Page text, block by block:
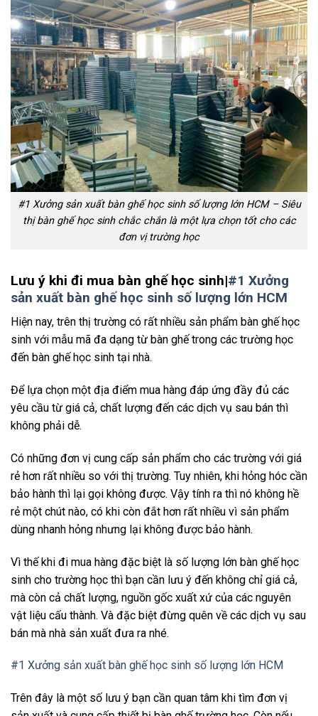
#1 Xưởng sản xuất bàn ghế học sinh số lượng lớn HCM – Siêu
thị bàn ghế học sinh chắc chắn là một lựa chọn tốt cho các
đơn vị trường học
Lưu ý khi đi mua bàn ghế học sinh|#1 Xưởng
sản xuất bàn ghế học sinh số lượng lớn HCM
Hiện nay, trên thị trường có rất nhiều sản phẩm bàn ghế học
sinh với mẫu mã đa dạng từ bàn ghế trong các trường học
đến bàn ghế học sinh tại nhà.
Để lựa chọn một địa điểm mua hàng đáp ứng đầy đủ các
yêu cầu từ giá cả, chất lượng đến các dịch vụ sau bán thì
không phải dễ.
Có những đơn vị cung cấp sản phẩm cho các trường với giá
rẻ hơn rất nhiều so với thị trường. Tuy nhiên, khi hỏng hóc cần
bảo hành thì lại gọi không được. Vậy tính ra thì nó không hề
rẻ một chút nào, có khi còn đắt hơn rất nhiều vì sản phẩm
dùng nhanh hỏng nhưng lại không được bảo hành.
Vì thế khi đi mua hàng đặc biệt là số lượng lớn bàn ghế học
sinh cho trường học thì bạn cần lưu ý đến không chỉ giá cả,
mà còn cả chất lượng, nguồn gốc xuất xứ của các nguyên
vật liệu cấu thành. Và đặc biệt đừng quên về các dịch vụ sau
bán mà nhà sản xuất đưa ra nhé.
#1 Xưởng sản xuất bàn ghế học sinh số lượng lớn HCM
Trên đây là một số lưu ý bạn cần quan tâm khi tìm đơn vị